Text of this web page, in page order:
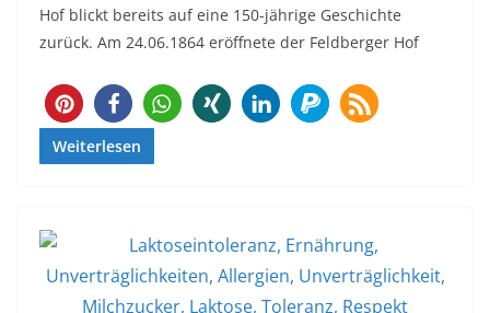
Hof blickt bereits auf eine 150-jährige Geschichte
zurück. Am 24.06.1864 eröffnete der Feldberger Hof
137
Weiterlesen